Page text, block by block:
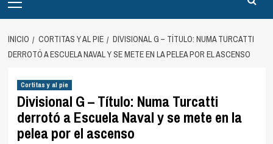
principal
INICIO CORTITAS Y AL PIE
DIVISIONAL G – TÍTULO: NUMA TURCATTI
DERROTÓ A ESCUELA NAVAL Y SE METE EN LA PELEA POR EL ASCENSO
Cortitas y al pie
Divisional G – Título: Numa Turcatti
derrotó a Escuela Naval y se mete en la
pelea por el ascenso